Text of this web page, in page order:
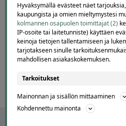
Page
Hyväksymällä evästeet näet
kaupungista ja omien mieltymystesi
kolmannen osapuolen toimittajat (2)
IP-osoite tai laitetunniste) käyttäen
keinoja tietojen tallentamiseen ja
tarjotakseen sinulle
mahdollisen asiakaskokemuksen.
Tarkoitukset
Mainonnan ja sisällön mittaaminen
Kohdennettu mainonta